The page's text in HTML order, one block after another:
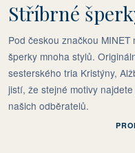
Stříbrné
Pod českou značkou
šperky mnoha stylů.
sesterského tria Kristýny,
jistí, že stejné motivy
našich odběratelů.